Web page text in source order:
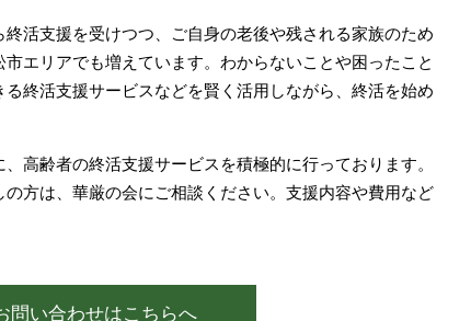
活支援を受けつつ、ご自身の老後や残される家族のため
エリアでも増えています。わからないことや困ったこと
終活支援サービスなどを賢く活用しながら、終活を始め
高齢者の終活支援サービスを積極的に行っております。
方は、華厳の会にご相談ください。支援内容や費用など
問い合わせはこちらへ